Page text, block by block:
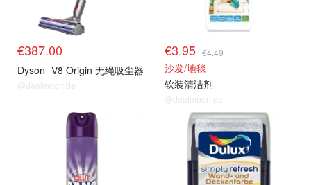
€387.00
Dyson V8 Origin 无绳吸尘器
@dealmoon.de
€3.95 €4.49
沙发/地毯
软装清洁剂
@dealmoon.de